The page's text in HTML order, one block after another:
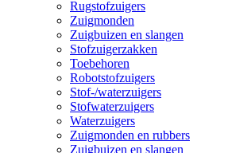
Rugstofzuigers
Zuigmonden
Zuigbuizen en slangen
Stofzuigerzakken
Toebehoren
Robotstofzuigers
Stof-/waterzuigers
Stofwaterzuigers
Waterzuigers
Zuigmonden en rubbers
Zuigbuizen en slangen